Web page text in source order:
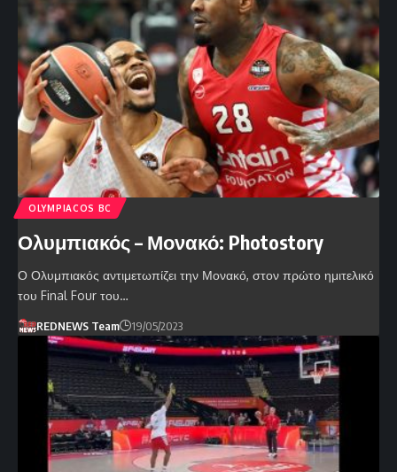
OLYMPIACOS BC
Ολυμπιακός – Μονακό: Photostory
Ο Ολυμπιακός αντιμετωπίζει την Μονακό, στον πρώτο ημιτελικό
του Final Four του…
REDNEWS Team 19/05/2023